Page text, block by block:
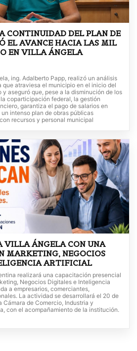
CONTINUIDAD DEL PLAN DE
EL AVANCE HACIA LAS MIL
EN VILLA ÁNGELA
ing. Adalberto Papp, realizó un análisis
atraviesa el municipio en el inicio del
y aseguró que, pese a la disminución de los
coparticipación federal, la gestión
garantiza el pago de salarios en
intenso plan de obras públicas
recursos y personal municipal
VILLA ÁNGELA CON UNA
MARKETING, NEGOCIOS
ARTIFICIAL
realizará una capacitación presencial
Negocios Digitales e Inteligencia
a empresarios, comerciantes,
La actividad se desarrollará el 20 de
Cámara de Comercio, Industria y
con el acompañamiento de la institución.